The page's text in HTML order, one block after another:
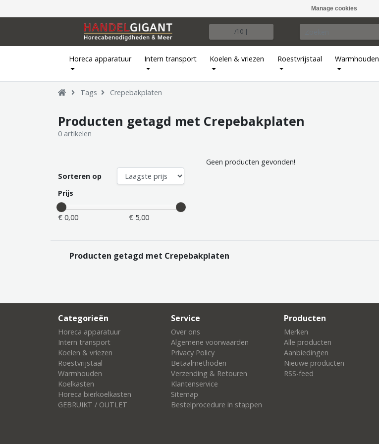
Manage cookies
/10 |
Horeca apparatuur Intern transport Koelen & vriezen Roestvrijstaal Warmhouden
Tags Crepebakplaten
Producten getagd met Crepebakplaten
0 artikelen
Sorteren op
Prijs
€ 0,00 € 5,00
Geen producten gevonden!
Producten getagd met Crepebakplaten
Categorieën
Horeca apparatuur
Intern transport
Koelen & vriezen
Roestvrijstaal
Warmhouden
Koelkasten
Horeca bierkoelkasten
GEBRUIKT / OUTLET
Service
Over ons
Algemene voorwaarden
Privacy Policy
Betaalmethoden
Verzending & Retouren
Klantenservice
Sitemap
Bestelprocedure in stappen
Producten
Merken
Alle producten
Aanbiedingen
Nieuwe producten
RSS-feed